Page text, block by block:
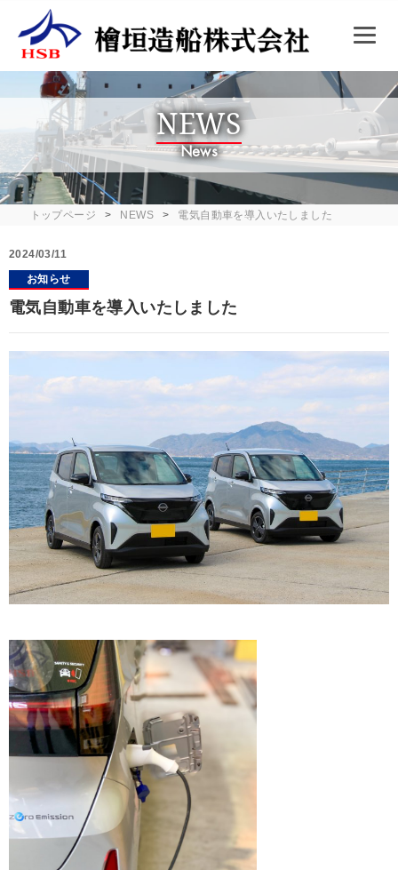
NEWS
News
トップページ NEWS 電気自動車を導入いたしました
2024/03/11
お知らせ
電気自動車を導入いたしました